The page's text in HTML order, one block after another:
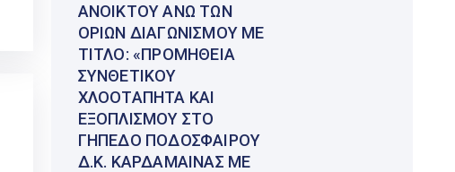
ΑΝΟΙΚΤΟΎ ΆΝΩ ΤΩΝ
ΟΡΊΩΝ ΔΙΑΓΩΝΙΣΜΟΎ ΜΕ
ΤΊΤΛΟ: «ΠΡΟΜΉΘΕΙΑ
ΣΥΝΘΕΤΙΚΟΎ
ΧΛΟΟΤΆΠΗΤΑ ΚΑΙ
ΕΞΟΠΛΙΣΜΟΎ ΣΤΟ
ΓΉΠΕΔΟ ΠΟΔΟΣΦΑΊΡΟΥ
Δ.Κ. ΚΑΡΔΆΜΑΙΝΑΣ ΜΕ